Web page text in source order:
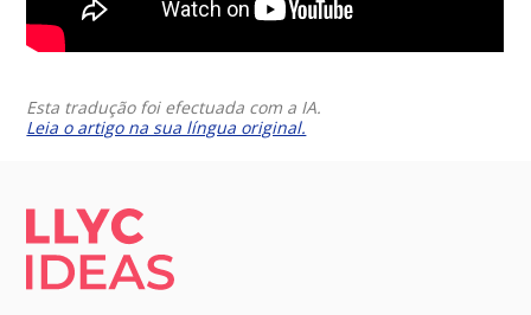
Esta tradução foi efectuada com a IA.
Leia o artigo na sua língua original.
LLYC IDEAS.